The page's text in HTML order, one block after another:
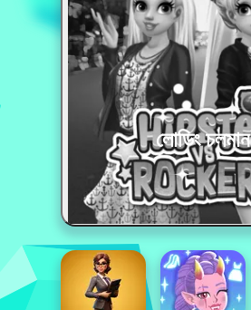
লোডিং চলমান